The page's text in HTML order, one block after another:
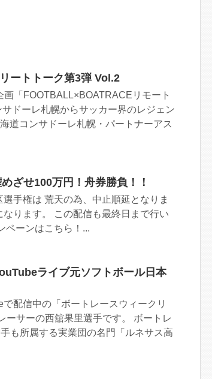
ートトーク第3弾 Vol.2
「FOOTBALL×BOATRACEリモート
ドーレ札幌からサッカー界のレジェン
道コンサドーレ札幌・パートナーアス
ざせ100万円！舟券勝負！！
手権は 荒天の為、中止順延となりま
ります。 この配信も最終日まで行い
ーンはこちら！ ​ ...
ライブ元ソフトボール日本
配信中の「ボートレースウィークリ
ーサーの西舘果里選手です。 ボートレ
も所属する実業団の名門「ルネサス高